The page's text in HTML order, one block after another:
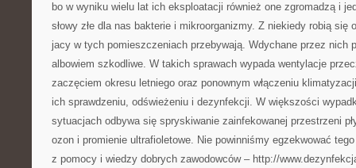
bo w wyniku wielu lat ich eksploatacji również one zgromadzą i
słowy złe dla nas bakterie i mikroorganizmy. Z niekiedy robią się
jacy w tych pomieszczeniach przebywają. Wdychane przez nich
albowiem szkodliwe. W takich sprawach wypada wentylacje
zaczęciem okresu letniego oraz ponownym włączeniu
ich sprawdzeniu, odświeżeniu i dezynfekcji. W większości
sytuacjach odbywa się spryskiwanie zainfekowanej przestrzeni
ozon i promienie ultrafioletowe. Nie powinniśmy egzekwować
z pomocy i wiedzy dobrych zawodowców – http://